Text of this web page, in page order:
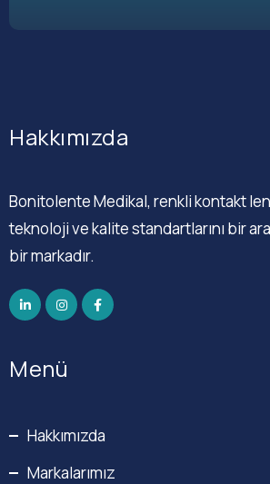
Hakkımızda
Bonitolente Medikal, renkli kontakt
teknoloji ve kalite standartlarını bir
bir markadır.
Menü
Hakkımızda
Markalarımız